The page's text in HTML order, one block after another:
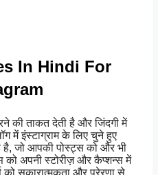
In Hindi For
की ताकत देती है और जिंदगी में
में इंस्टाग्राम के लिए चुने हुए
है, जो आपकी पोस्ट्स को और भी
को अपनी स्टोरीज़ और कैप्शन्स में